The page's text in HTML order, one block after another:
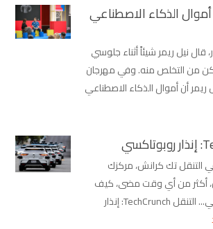
أموال الذكاء الاصطناعي
قال نيل ريمر شيئاً أثناء جلوسي
من التخلص منه. وفي مهرجان
ريمر أن أموال الذكاء الاصطناعي
التنقل تك كرانش، مركزك
أكثر من أي وقت مضى، كيف
يلعب الذكاء الاصطناعي... التنقل TechCrunch: إنذار